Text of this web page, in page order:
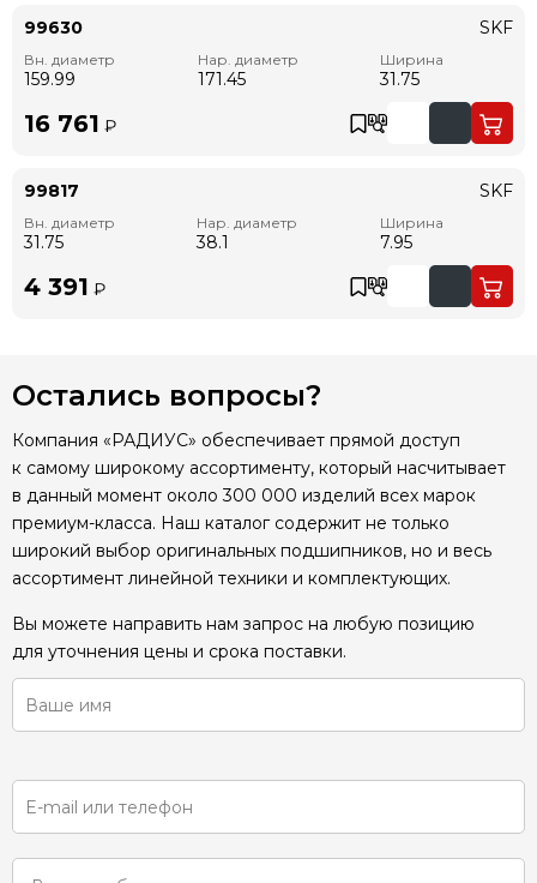
99630
Вн. диаметр
159.99
Нар. диаметр
171.45
Ширина
31.75
SKF
16 761 ₽
99817
Вн. диаметр
31.75
Нар. диаметр
38.1
Ширина
7.95
SKF
4 391 ₽
Остались вопросы?
Компания «РАДИУС» обеспечивает прямой доступ
к самому широкому ассортименту, который насчитывает
в данный момент около 300 000 изделий всех марок
премиум-класса. Наш каталог содержит не только
широкий выбор оригинальных подшипников, но и весь
ассортимент линейной техники и комплектующих.
Вы можете направить нам запрос на любую позицию
для уточнения цены и срока поставки.